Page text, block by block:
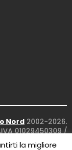
Nord 2002-2026.
01029450309/
Five Studio
la migliore